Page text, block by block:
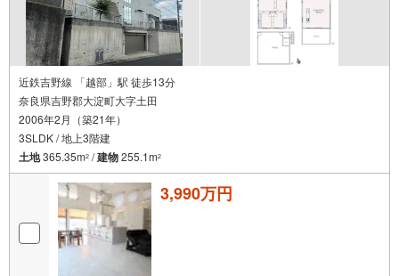
近鉄吉野線 「越部」駅 徒歩13分
奈良県吉野郡大淀町大字土田
2006年2月（築21年）
3SLDK / 地上3階建
土地365.35m2 /建物255.1m2
3,990万円